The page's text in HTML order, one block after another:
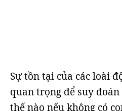
Sự tồn tại của các loài
quan trọng để suy
thế nào nếu không có